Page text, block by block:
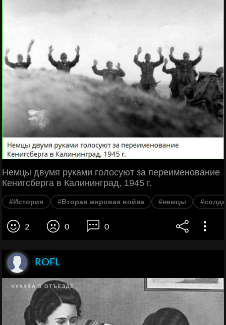
Немцы двумя руками голосуют за переименование
Кенигсберга в Калининград, 1945 г.
#История #Вторая мировая война #немцы
2 0 0
ROFL